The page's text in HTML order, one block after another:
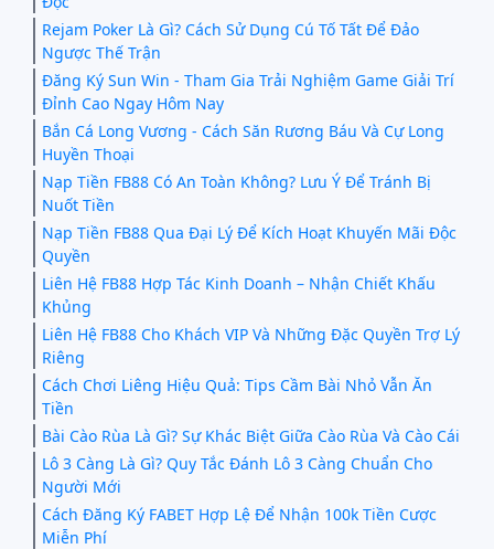
Rejam Poker Là Gì? Cách Sử Dụng Cú Tố Tất Để Đảo
Ngược Thế Trận
Đăng Ký Sun Win - Tham Gia Trải Nghiệm Game Giải Trí
Đỉnh Cao Ngay Hôm Nay
Bắn Cá Long Vương - Cách Săn Rương Báu Và Cự Long
Huyền Thoại
Nạp Tiền FB88 Có An Toàn Không? Lưu Ý Để Tránh Bị
Nuốt Tiền
Nạp Tiền FB88 Qua Đại Lý Để Kích Hoạt Khuyến Mãi Độc
Quyền
Liên Hệ FB88 Hợp Tác Kinh Doanh – Nhận Chiết Khấu
Khủng
Liên Hệ FB88 Cho Khách VIP Và Những Đặc Quyền Trợ Lý
Riêng
Cách Chơi Liêng Hiệu Quả: Tips Cầm Bài Nhỏ Vẫn Ăn
Tiền
Bài Cào Rùa Là Gì? Sự Khác Biệt Giữa Cào Rùa Và Cào Cái
Lô 3 Càng Là Gì? Quy Tắc Đánh Lô 3 Càng Chuẩn Cho
Người Mới
Cách Đăng Ký FABET Hợp Lệ Để Nhận 100k Tiền Cược
Miễn Phí